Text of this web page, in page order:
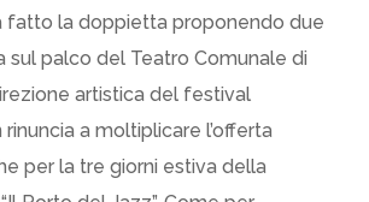
fatto la doppietta proponendo due
sul palco del Teatro Comunale di
artistica del festival
a moltiplicare l’offerta
per la tre giorni estiva della